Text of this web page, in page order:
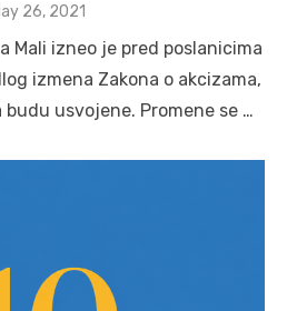
26, 2021
Mali izneo je pred poslanicima
izmena Zakona o akcizama,
usvojene. Promene se …